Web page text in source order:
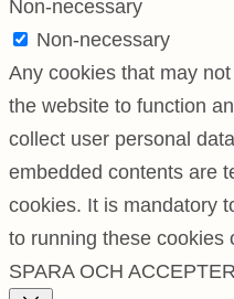
Non-necessary
Non-necessary
Any cookies that may
the website to function
collect user personal
embedded contents are
cookies. It is mandatory
to running these cookies
SPARA OCH